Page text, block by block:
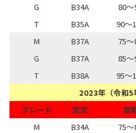
G
B34A 80
T
B35A 90～
M
B37A 75
G
B37A 85
T
B38A 95～
2023年（令和5
グレード
型式 買
M
B34A 75